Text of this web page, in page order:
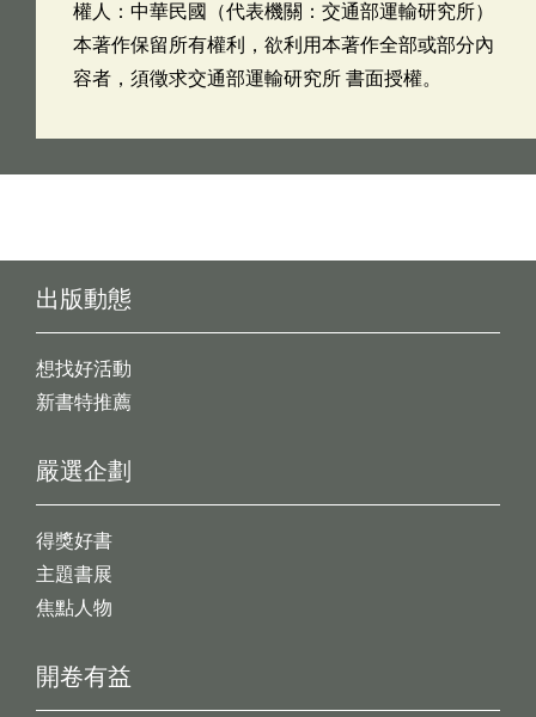
權人：中華民國（代表機關：交通部運輸研究所）
本著作保留所有權利，欲利用本著作全部或部分內
容者，須徵求交通部運輸研究所 書面授權。
出版動態
想找好活動
新書特推薦
開卷有益
嚴選企劃
得獎好書
主題書展
焦點人物